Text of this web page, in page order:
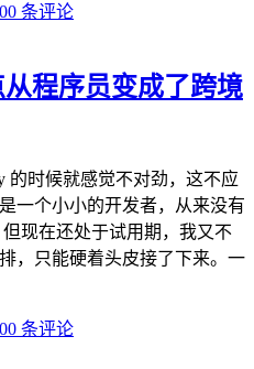
00 条评论
从程序员变成了跨境
的时候就感觉不对劲，这不应
一个小小的开发者，从来没有
现在还处于试用期，我又不
，只能硬着头皮接了下来。一
00 条评论